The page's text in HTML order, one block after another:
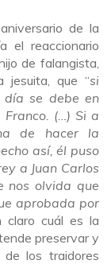
de la
el reaccionario
de falangista,
jesuita, que “si
día se debe en
(…) Si a
de hacer la
así, él puso
a Juan Carlos
nos olvida que
aprobada por
claro cuál es la
preservar y
los traidores